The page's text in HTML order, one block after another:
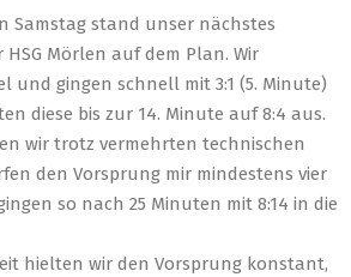
Samstag stand unser nächstes
Mörlen auf dem Plan. Wir
und gingen schnell mit 3:1 (5. Minute)
diese bis zur 14. Minute auf 8:4 aus.
wir trotz vermehrten technischen
den Vorsprung mir mindestens vier
so nach 25 Minuten mit 8:14 in die
hielten wir den Vorsprung konstant,